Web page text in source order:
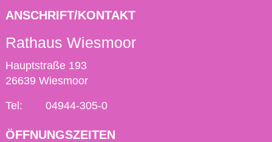
ANSCHRIFT/KONTAKT
Rathaus Wiesmoor
Hauptstraße 193
26639 Wiesmoor
Tel: 04944-305-0
ÖFFNUNGSZEITEN